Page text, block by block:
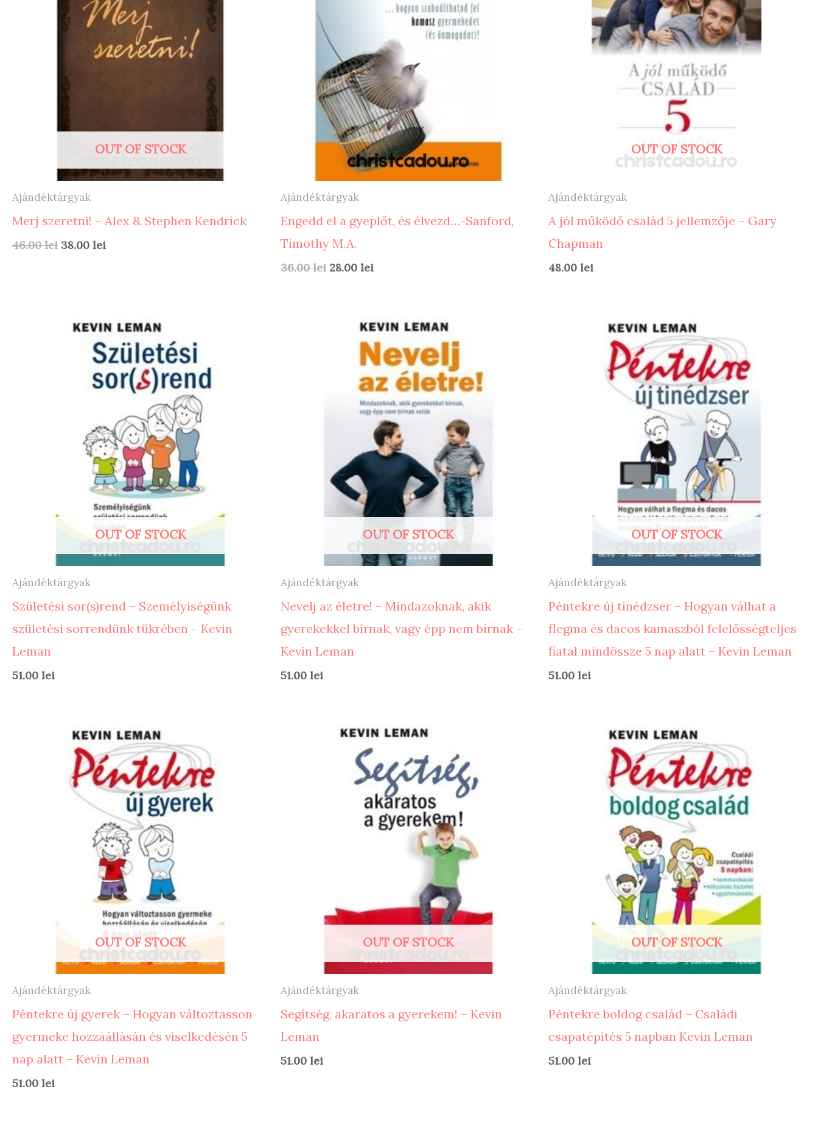
OUT OF STOCK
Ajándéktárgyak
Merj szeretni! – Alex & Stephen Kendrick
46.00lei Original
38.00 lei
Ajándéktárgyak
Engedd el a gyeplőt, és élvezd…-Sanford,
Timothy M.A.
36.00lei Original
28.00 leiCurrent
OUT OF STOCK
Ajándéktárgyak
A jól működő család 5 jellemzője – Gary
Chapman
48.00lei
OUT OF STOCK
Ajándéktárgyak
Születési sor(s)rend – Személyiségünk
születési sorrendünk tükrében – Kevin
Leman
51.00 lei
OUT OF STOCK
Ajándéktárgyak
Nevelj az életre! – Mindazoknak, akik
gyerekekkel bírnak, vagy épp nem bírnak –
Kevin Leman
51.00 lei
OUT OF STOCK
Ajándéktárgyak
Péntekre új tinédzser – Hogyan válhat a
flegma és dacos kamaszból felelősségteljes
fiatal mindössze 5 nap alatt – Kevin Leman
51.00lei
OUT OF STOCK
Ajándéktárgyak
Péntekre új gyerek – Hogyan változtasson
gyermeke hozzáállásán és viselkedésén 5
nap alatt – Kevin Leman
51.00 lei
OUT OF STOCK
Ajándéktárgyak
Segítség, akaratos a gyerekem! – Kevin
Leman
51.00 lei
OUT OF STOCK
Ajándéktárgyak
Péntekre boldog család – Családi
csapatépítés 5 napban Kevin Leman
51.00lei